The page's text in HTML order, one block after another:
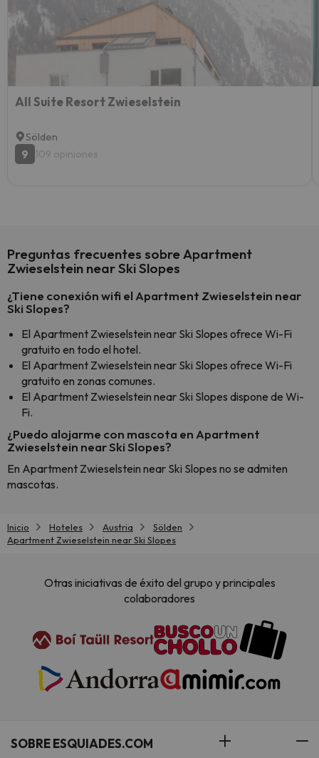
All Suite Resort Zwieselstein
Sölden
9
109 opiniones
Preguntas frecuentes sobre Apartment
Zwieselstein near Ski Slopes
¿Tiene conexión wifi el Apartment Zwieselstein near
Ski Slopes?
El Apartment Zwieselstein near Ski Slopes ofrece Wi-Fi
gratuito en todo el hotel.
El Apartment Zwieselstein near Ski Slopes ofrece Wi-Fi
gratuito en zonas comunes.
El Apartment Zwieselstein near Ski Slopes dispone de Wi-
Fi.
¿Puedo alojarme con mascota en Apartment
Zwieselstein near Ski Slopes?
En Apartment Zwieselstein near Ski Slopes no se admiten
mascotas.
Inicio Hoteles Austria
Sölden
Apartment Zwieselstein near Ski Slopes
Otras iniciativas de éxito del grupo y principales
colaboradores
SOBRE ESQUIADES.COM